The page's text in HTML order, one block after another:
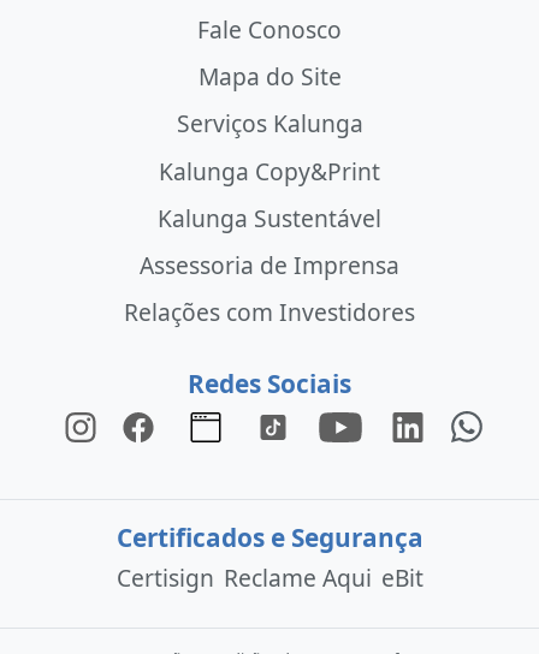
Fale Conosco
Mapa do Site
Serviços Kalunga
Kalunga Copy&Print
Kalunga Sustentável
Assessoria de Imprensa
Relações com Investidores
Redes Sociais
Certificados e Segurança
Certisign Reclame Aqui eBit